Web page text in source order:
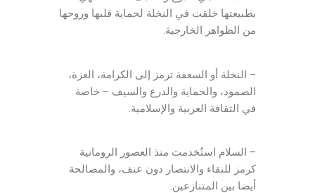
بطبيعتها خلقت في النخلة لحماية قلبها وروحها
من الظواهر الخارجية.
– النخلة أو السعفة ترمز إلى الكرامة، العزة،
الصمود، والحماية والدرع والسيف – خاصة
في الثقافة العربية والإسلامية.
– السلام استُخدمت منذ العصور الرومانية
كرمز للنقاء والانتصار دون عنف، والمصالحة
أيضا بين المتنازعين.